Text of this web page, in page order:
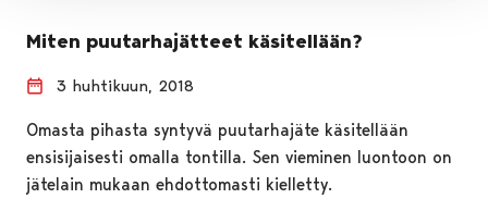
Miten puutarhajätteet käsitellään?
3 huhtikuun, 2018
Omasta pihasta syntyvä puutarhajäte käsitellään
ensisijaisesti omalla tontilla. Sen vieminen luontoon on
jätelain mukaan ehdottomasti kielletty.